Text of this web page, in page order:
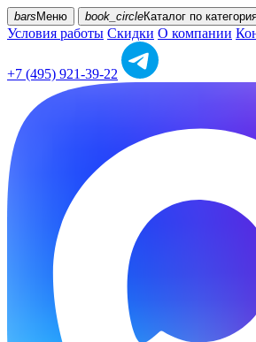
bars Меню book_circleКаталог по
Условия работы Скидки О компании
+7 (495) 921-39-22